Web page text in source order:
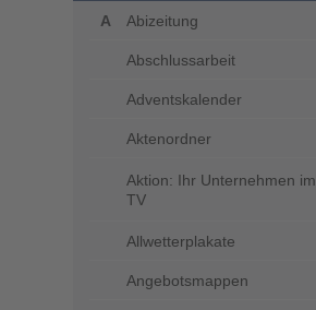
Abizeitung
Abschlussarbeit
Adventskalender
Aktenordner
Aktion: Ihr Unternehmen im
TV
Allwetterplakate
Angebotsmappen